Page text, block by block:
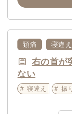
頚痛 寝違
右の首が
ない
寝違え 振